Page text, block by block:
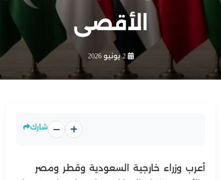
الأقصى
شارك
أعرب وزراء خارجية السعودية وقطر ومصر